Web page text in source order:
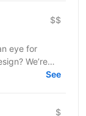
$$
eye for
We’re
See
$